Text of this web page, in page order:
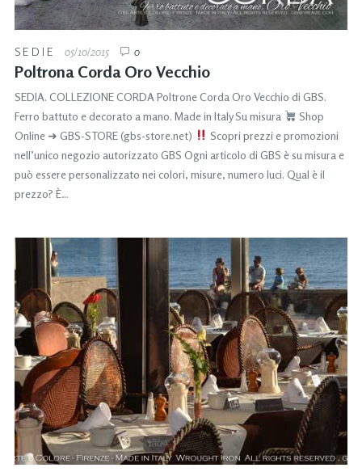
SEDIE 05/10/2015 0
Poltrona Corda Oro Vecchio
SEDIA. COLLEZIONE CORDA Poltrone Corda Oro Vecchio di GBS.
Ferro battuto e decorato a mano. Made in Italy Su misura
Shop
Online ➜ GBS-STORE (gbs-store.net)
Scopri prezzi e promozioni
nell’unico negozio autorizzato GBS Ogni articolo di GBS è su misura e
può essere personalizzato nei colori, misure, numero luci. Qual è il
prezzo? È…